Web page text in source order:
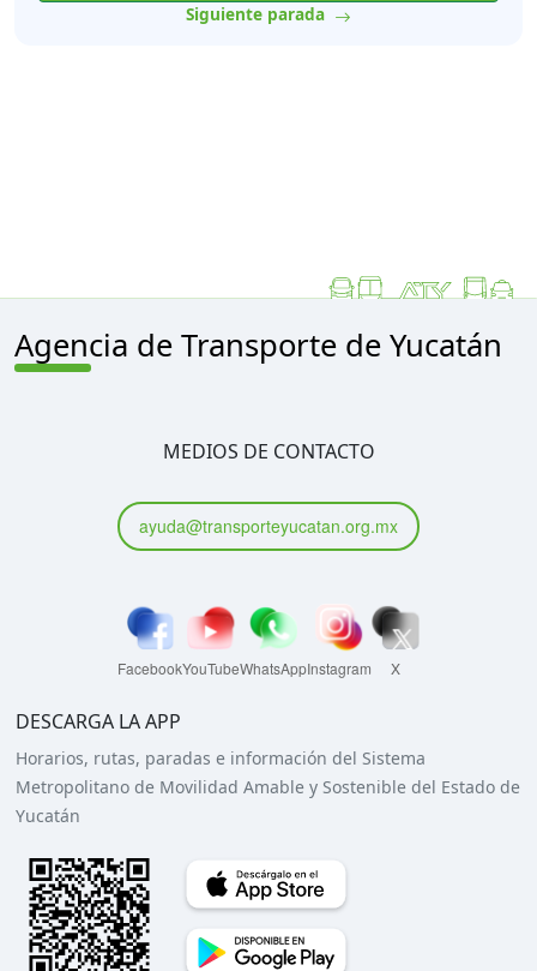
Siguiente parada
Agencia de Transporte de Yucatán
MEDIOS DE CONTACTO
ayuda@transporteyucatan.org.mx
FacebookYouTubeWhatsAppInstagram X
DESCARGA LA APP
Horarios, rutas, paradas e información del Sistema
Metropolitano de Movilidad Amable y Sostenible del Estado de
Yucatán